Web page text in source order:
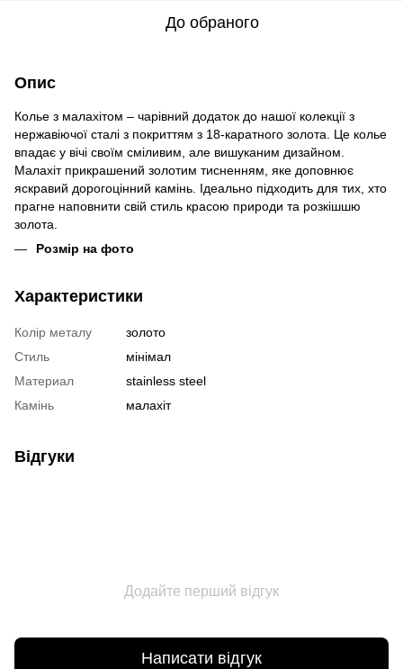
До обраного
Опис
Колье з малахітом – чарівний додаток до нашої колекції з
нержавіючої сталі з покриттям з 18-каратного золота. Це колье
впадає у вічі своїм сміливим, але вишуканим дизайном.
Малахіт прикрашений золотим тисненням, яке доповнює
яскравий дорогоцінний камінь. Ідеально підходить для тих, хто
прагне наповнити свій стиль красою природи та розкішшю
золота.
Розмір на фото
Характеристики
Колір металу
золото
Стиль
мінімал
Материал
stainless steel
Камінь
малахіт
Відгуки
Додайте перший відгук
Написати відгук